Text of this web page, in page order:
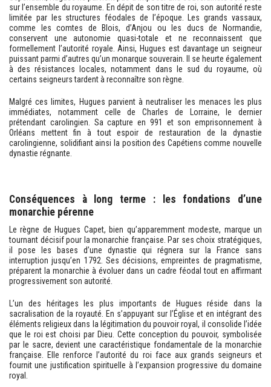
sur l’ensemble du royaume. En dépit de son titre de roi, son autorité reste
limitée par les structures féodales de l’époque. Les grands vassaux,
comme les comtes de Blois, d’Anjou ou les ducs de Normandie,
conservent une autonomie quasi-totale et ne reconnaissent que
formellement l’autorité royale. Ainsi, Hugues est davantage un seigneur
puissant parmi d’autres qu’un monarque souverain. Il se heurte également
à des résistances locales, notamment dans le sud du royaume, où
certains seigneurs tardent à reconnaître son règne.
Malgré ces limites, Hugues parvient à neutraliser les menaces les plus
immédiates, notamment celle de Charles de Lorraine, le dernier
prétendant carolingien. Sa capture en 991 et son emprisonnement à
Orléans mettent fin à tout espoir de restauration de la dynastie
carolingienne, solidifiant ainsi la position des Capétiens comme nouvelle
dynastie régnante.
Conséquences à long terme : les fondations d’une
monarchie pérenne
Le règne de Hugues Capet, bien qu’apparemment modeste, marque un
tournant décisif pour la monarchie française. Par ses choix stratégiques,
il pose les bases d’une dynastie qui régnera sur la France sans
interruption jusqu’en 1792. Ses décisions, empreintes de pragmatisme,
préparent la monarchie à évoluer dans un cadre féodal tout en affirmant
progressivement son autorité.
L’un des héritages les plus importants de Hugues réside dans la
sacralisation de la royauté. En s’appuyant sur l’Église et en intégrant des
éléments religieux dans la légitimation du pouvoir royal, il consolide l’idée
que le roi est choisi par Dieu. Cette conception du pouvoir, symbolisée
par le sacre, devient une caractéristique fondamentale de la monarchie
française. Elle renforce l’autorité du roi face aux grands seigneurs et
fournit une justification spirituelle à l’expansion progressive du domaine
royal.